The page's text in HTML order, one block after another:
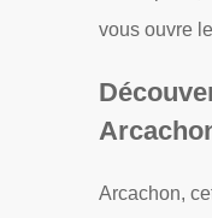
vous ouvre
Arcachon,